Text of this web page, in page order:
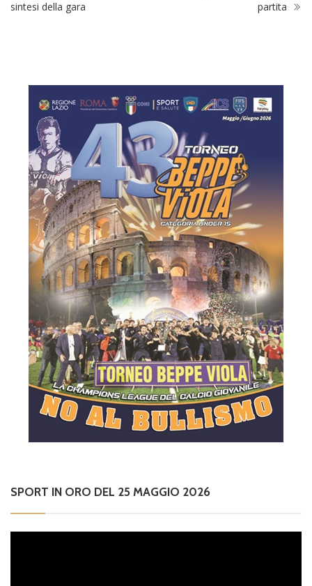
sintesi della gara
partita
SPORT IN ORO DEL 25 MAGGIO 2026